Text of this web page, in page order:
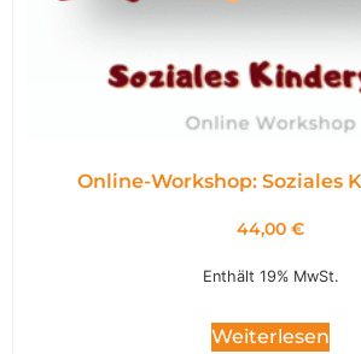
Online-Workshop: Soziales
44,00 €
Enthält 19% MwSt.
Weiterlesen